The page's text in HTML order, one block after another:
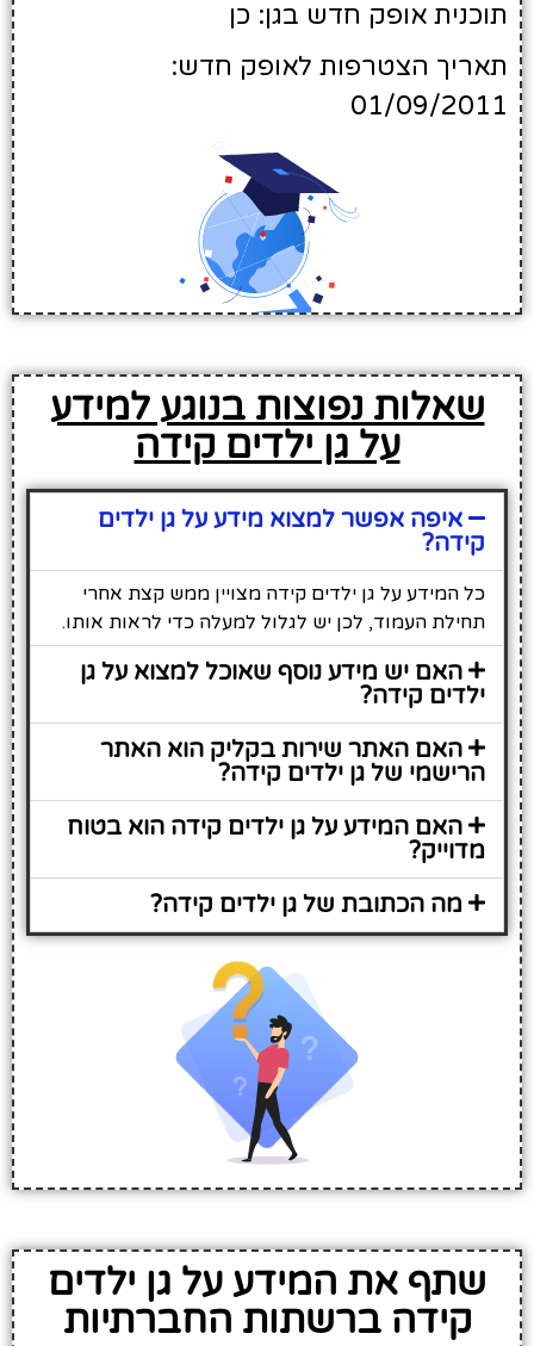
תוכנית אופק חדש בגן: כן
תאריך הצטרפות לאופק חדש:
01/09/2011
שאלות נפוצות בנוגע למידע
על גן ילדים קידה
איפה אפשר למצוא מידע על גן ילדים
קידה?
כל המידע על גן ילדים קידה מצויין ממש קצת אחרי
תחילת העמוד, לכן יש לגלול למעלה כדי לראות אותו.
האם יש מידע נוסף שאוכל למצוא על גן
ילדים קידה?
האם האתר שירות בקליק הוא האתר
הרישמי של גן ילדים קידה?
האם המידע על גן ילדים קידה הוא בטוח
מדוייק?
מה הכתובת של גן ילדים קידה?
שתף את המידע על גן ילדים
קידה ברשתות החברתיות